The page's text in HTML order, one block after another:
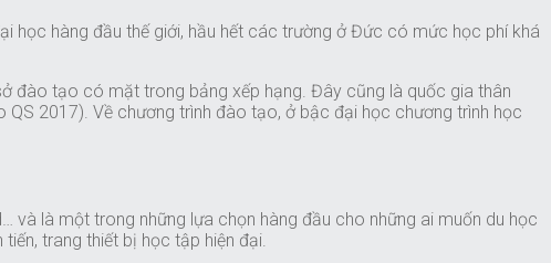
học hàng đầu thế giới, hầu hết các trường ở Đức có mức học phí khá
đào tạo có mặt trong bảng xếp hạng. Đây cũng là quốc gia thân
2017). Về chương trình đào tạo, ở bậc đại học chương trình học
và là một trong những lựa chọn hàng đầu cho những ai muốn du học
trang thiết bị học tập hiện đại.